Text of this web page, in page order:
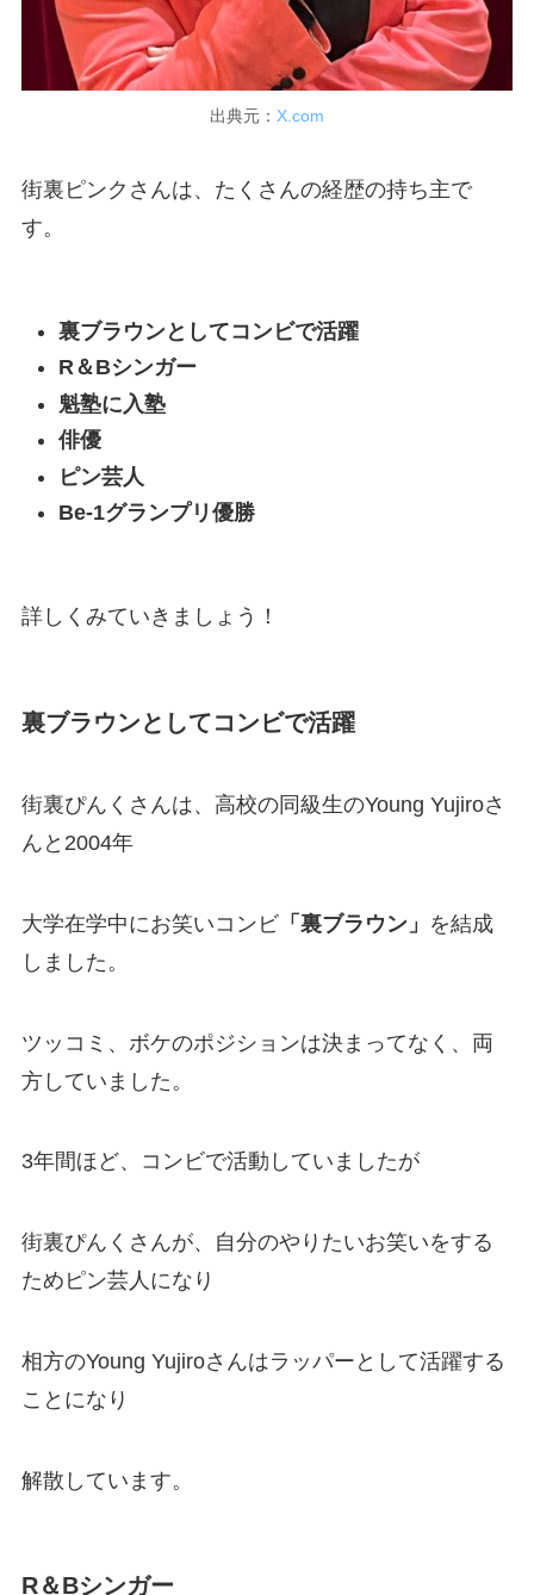
出典元： X.com
街裏ピンクさんは、たくさんの経歴の持ち主で
す。
裏ブラウンとしてコンビで活躍
R＆Bシンガー
魁塾に入塾
俳優
ピン芸人
Be-1グランプリ優勝
詳しくみていきましょう！
裏ブラウンとしてコンビで活躍
街裏ぴんくさんは、高校の同級生のYoung Yujiroさ
んと2004年
大学在学中にお笑いコンビ「裏ブラウン」 を結成
しました。
ツッコミ、ボケのポジションは決まってなく、両
方していました。
3年間ほど、コンビで活動していましたが
街裏ぴんくさんが、自分のやりたいお笑いをする
ためピン芸人になり
相方のYoung Yujiroさんはラッパーとして活躍する
ことになり
解散しています。
R＆Bシンガー